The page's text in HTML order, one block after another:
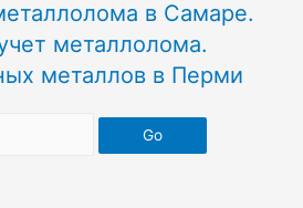
в Самаре.
металлолома.
металлов в Перми
Go